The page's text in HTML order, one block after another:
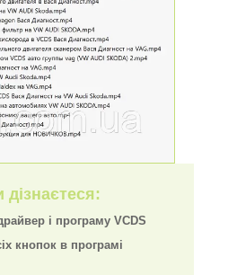
дізнаєтеся:
і програму VCDS
кнопок в програмі